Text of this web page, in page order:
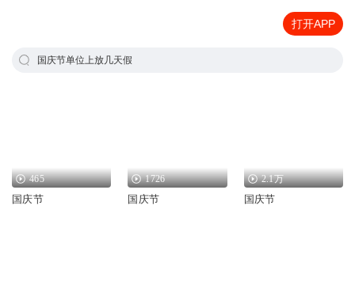
打开APP
国庆节单位上放几天假
465
国庆节
1726
国庆节
2.1万
国庆节